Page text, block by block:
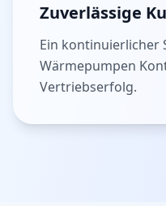
Zuverlässige
Ein
Wärmepumpen
Vertriebserfolg.